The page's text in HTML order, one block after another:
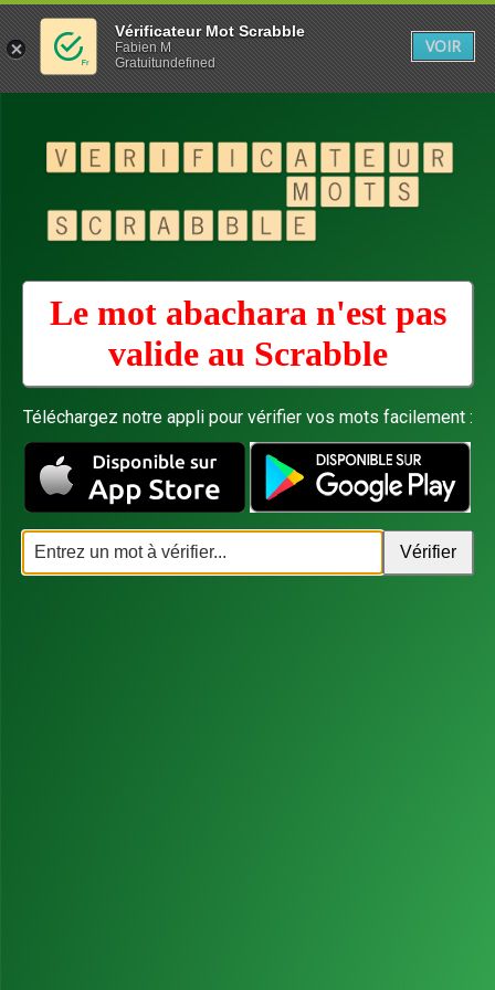
Le mot abachara n'est pas
valide au Scrabble
Téléchargez notre appli pour vérifier vos mots facilement :
Vérificateur Mot Scrabble
Fabien M
Gratuitundefined
VOIR